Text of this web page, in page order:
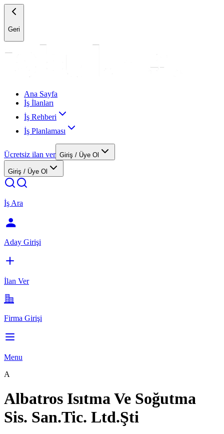
Geri
Ana Sayfa
İş İlanları
İş Rehberi
İş Planlaması
Ücretsiz ilan ver Giriş / Üye Ol
Giriş / Üye Ol
İş Ara
Aday Girişi
İlan Ver
Firma Girişi
Menu
A
Albatros Isıtma Ve Soğutma
Sis. San.Tic. Ltd.Şti